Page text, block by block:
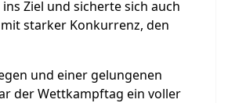
Ziel und sicherte sich auch
starker Konkurrenz, den
und einergelungenen
derWettkampftag ein voller